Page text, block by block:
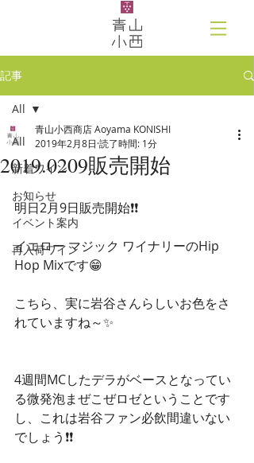
記事
All
新着ワイン
お知らせ
イベント案内
再入荷ワイン
All
2019.0209販売開始
青山小西商店 Aoyama KONISHI
2019年2月8日 読了時間: 1分
明日2月9日販売開始❗❗
イエロー マジック ワイナリーのHip
Hop Mixです😁
こちら、実に岩谷さんらしいお色をさ
れていますね～✨
4週間MCしたデラがベースとなってい
る微発泡まぜこぜロゼということです
し、これは岩谷ファン必飲間違いない
でしょう❗❗